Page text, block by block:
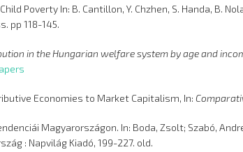
Poverty In: B. Cantillon, Y. Chzhen, S. Handa, B.
pp 118-145.
in the Hungarian welfare system by age and
Economies to Market Capitalism, In:
Magyarországon. In: Boda, Zsolt; Szabó,
: Napvilág Kiadó, 199-227. old.